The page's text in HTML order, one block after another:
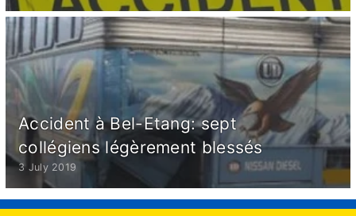
Accident à Bel-Etang: sept
collégiens légèrement blessés
3 July 2019